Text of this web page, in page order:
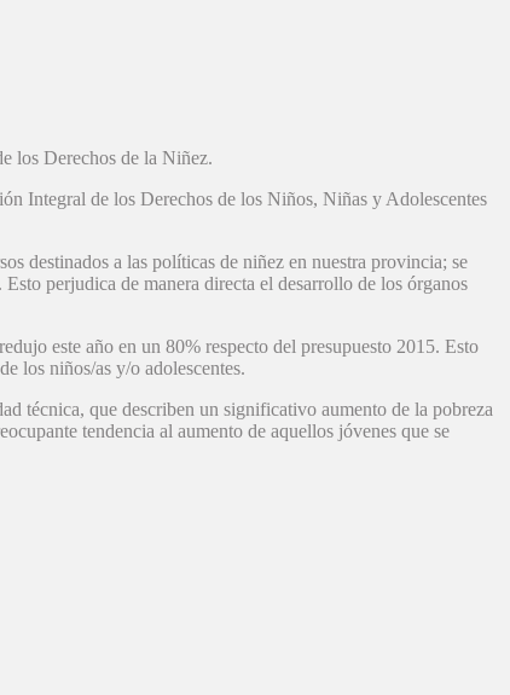
los Derechos de la Niñez.
Integral de los Derechos de los Niños, Niñas y Adolescentes
destinados a las políticas de niñez en nuestra provincia; se
perjudica de manera directa el desarrollo de los órganos
este año en un 80% respecto del presupuesto 2015. Esto
los niños/as y/o adolescentes.
técnica, que describen un significativo aumento de la pobreza
tendencia al aumento de aquellos jóvenes que se